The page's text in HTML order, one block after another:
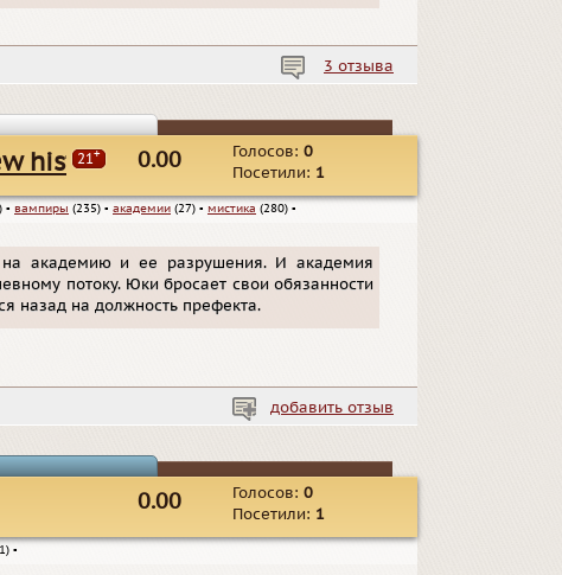
3 отзыва
history
21+ Голосов: 0
Посетили: 1
0.00
▪ вампиры (235) ▪ академии (27) ▪ мистика (280) ▪
академию и ее разрушения. И академия
потоку. Юки бросает свои обязанности
назад на должность префекта.
добавить отзыв
Голосов: 0
Посетили: 1
0.00
▪